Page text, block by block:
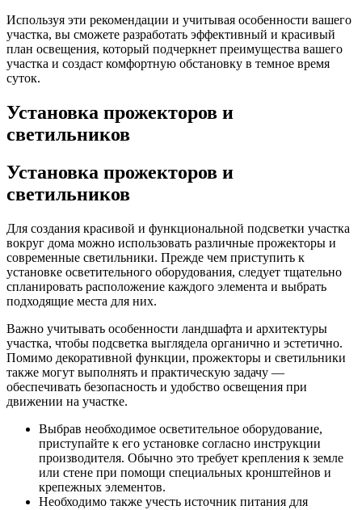
Используя эти рекомендации и учитывая особенности вашего
участка, вы сможете разработать эффективный и красивый
план освещения, который подчеркнет преимущества вашего
участка и создаст комфортную обстановку в темное время
суток.
Установка прожекторов и
светильников
Установка прожекторов и
светильников
Для создания красивой и функциональной подсветки участка
вокруг дома можно использовать различные прожекторы и
современные светильники. Прежде чем приступить к
установке осветительного оборудования, следует тщательно
спланировать расположение каждого элемента и выбрать
подходящие места для них.
Важно учитывать особенности ландшафта и архитектуры
участка, чтобы подсветка выглядела органично и эстетично.
Помимо декоративной функции, прожекторы и светильники
также могут выполнять и практическую задачу —
обеспечивать безопасность и удобство освещения при
движении на участке.
Выбрав необходимое осветительное оборудование,
приступайте к его установке согласно инструкции
производителя. Обычно это требует крепления к земле
или стене при помощи специальных кронштейнов и
крепежных элементов.
Необходимо также учесть источник питания для